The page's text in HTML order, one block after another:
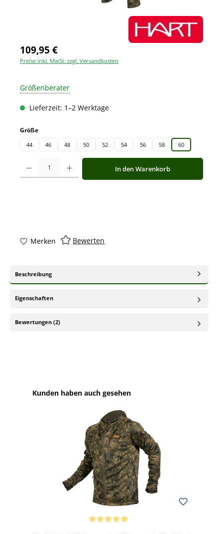
109,95 €
Preise inkl. MwSt. zzgl. Versandkosten
Größenberater
Lieferzeit: 1–2 Werktage
Größeauswählen
44 46 48 50 52 54 56 58 60
Produkt Anzahl: Gib den gewünschten Wert ein oder benutze die
In den Warenkorb
Merken Bewerten
Beschreibung
Eigenschaften
Bewertungen (2)
Produktgalerie überspringen
Kunden haben auch gesehen